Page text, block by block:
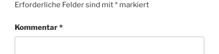
Erforderliche Felder sind mit* markiert
Kommentar*